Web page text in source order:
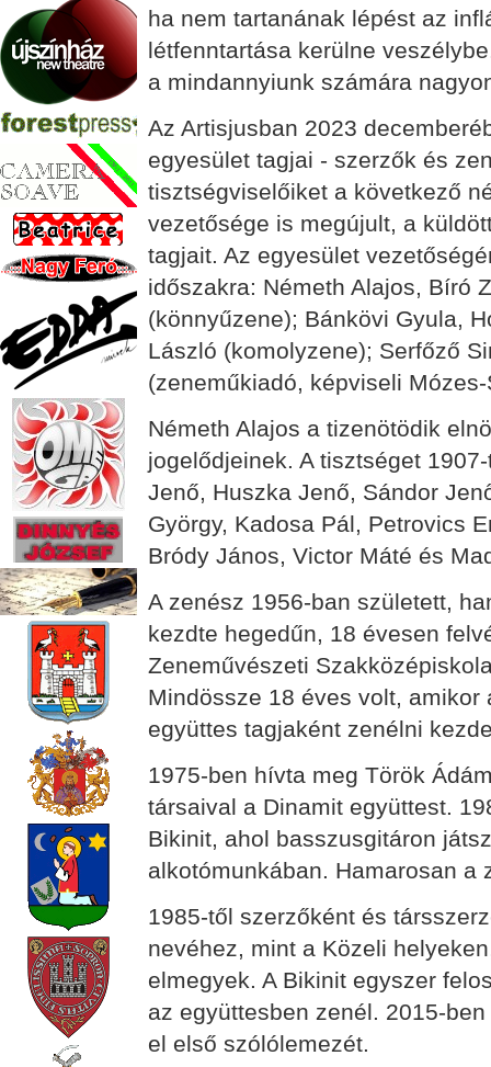
ha nem tartanának lépést az
létfenntartása kerülne
a mindannyiunk számára
Az Artisjusban 2023
egyesület tagjai - szerzők és
tisztségviselőiket a következő
vezetősége is megújult, a
tagjait. Az egyesület
időszakra: Németh Alajos, Bíró
(könnyűzene); Bánkövi Gyula,
László (komolyzene); Serfőző
(zeneműkiadó, képviseli
Németh Alajos a tizenötödik
jogelődjeinek. A tisztséget
Jenő, Huszka Jenő, Sándor
György, Kadosa Pál, Petrovics
Bródy János, Victor Máté és
A zenész 1956-ban született,
kezdte hegedűn, 18 évesen
Zeneművészeti
Mindössze 18 éves volt, amikor
együttes tagjaként zenélni
1975-ben hívta meg Török
társaival a Dinamit együttest.
Bikinit, ahol basszusgitáron
alkotómunkában. Hamarosan a
1985-től szerzőként és
nevéhez, mint a Közeli
elmegyek. A Bikinit egyszer
az együttesben zenél. 2015-
el első szólólemezét.